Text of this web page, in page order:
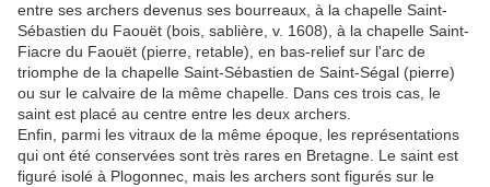
entre ses archers devenus ses bourreaux, à la chapelle Saint-
Sébastien du Faouët (bois, sablière, v. 1608), à la chapelle Saint-
Fiacre du Faouët (pierre, retable), en bas-relief sur l'arc de
triomphe de la chapelle Saint-Sébastien de Saint-Ségal (pierre)
ou sur le calvaire de la même chapelle. Dans ces trois cas, le
saint est placé au centre entre les deux archers.
Enfin, parmi les vitraux de la même époque, les représentations
qui ont été conservées sont très rares en Bretagne. Le saint est
figuré isolé à Plogonnec, mais les archers sont figurés sur le